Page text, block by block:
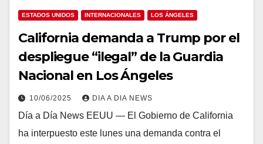
ESTADOS UNIDOS INTERNACIONALES LOS ÁNGELES
California demanda a Trump por el
despliegue “ilegal” de la Guardia
Nacional en Los Ángeles
10/06/2025 DIA A DIA NEWS
Día a Día News EEUU — El Gobierno de California
ha interpuesto este lunes una demanda contra el